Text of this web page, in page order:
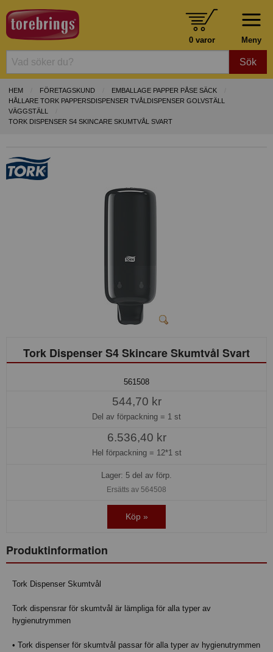
Meny
0 varor
Sök
HEM FÖRETAGSKUND
EMBALLAGE PAPPER PÅSE SÄCK
HÅLLARE TORK PAPPERSDISPENSER TVÅLDISPENSER GOLVSTÄLL
VÄGGSTÄLL
TORK DISPENSER S4 SKINCARE SKUMTVÅL SVART
Tork Dispenser S4 Skincare Skumtvål Svart
561508
544,70 kr
Del av förpackning = 1 st
6.536,40 kr
Hel förpackning = 12*1 st
Lager: 5 del av förp.
Ersätts av 564508
Köp »
Produktinformation
Tork Dispenser Skumtvål
Tork dispensrar för skumtvål är lämpliga för alla typer av
hygienutrymmen
• Tork dispenser för skumtvål passar för alla typer av hygienutrymmen